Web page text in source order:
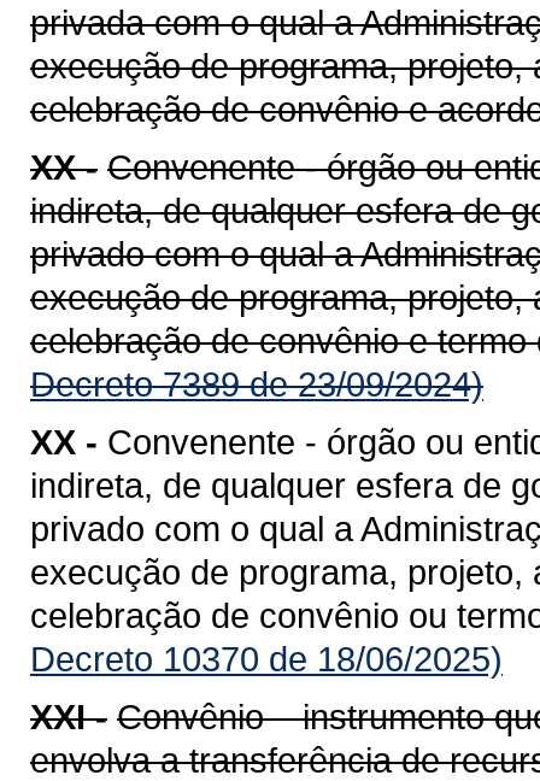
privada com o qual a
execução de programa,
celebração de convênio e
XX - Convenente - órgão ou
indireta, de qualquer esfera de
privado com o qual a
execução de programa,
celebração de convênio e
Decreto 7389 de 23/09/2024)
XX - Convenente - órgão ou
indireta, de qualquer esfera de
privado com o qual a
execução de programa,
celebração de convênio ou
Decreto 10370 de 18/06/2025)
XXI - Convênio – instrumento
envolva a transferência de